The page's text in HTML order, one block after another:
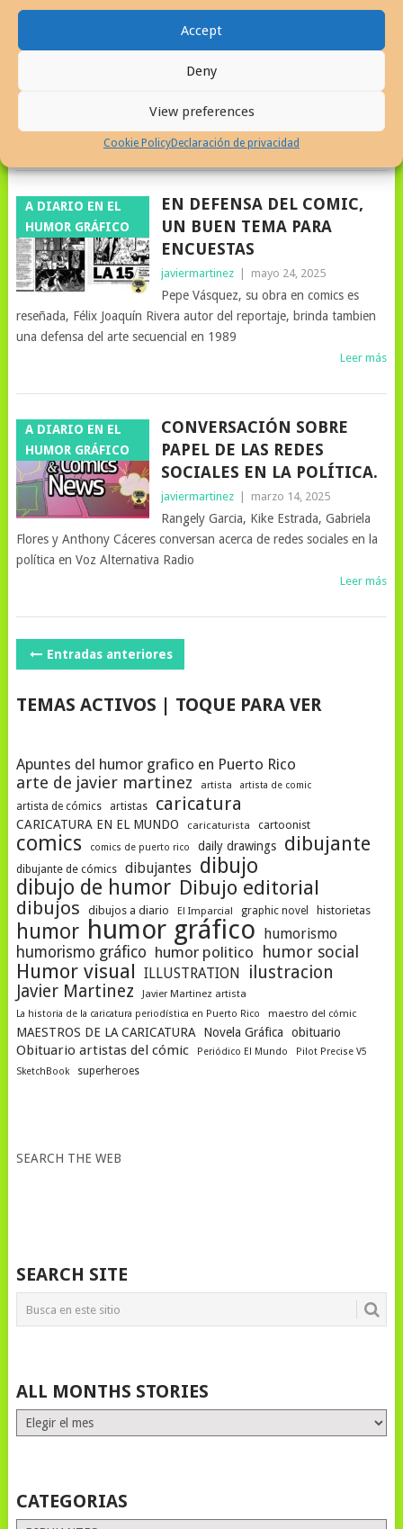
Accept
Deny
View preferences
Cookie PolicyDeclaración de privacidad
SU ECO EN PUERTO RICO
javiermartinez | agosto 7, 2025
Patoruzú, tira cómica emblema del cómic
argentino, creada en 1928, se publicó por 30 años en el periódico
Leer más
A DIARIO EN EL
HUMOR GRÁFICO
EN DEFENSA DEL COMIC,
UN BUEN TEMA PARA
ENCUESTAS
javiermartinez mayo 24, 2025
Pepe Vásquez, su obra en comics es
reseñada, Félix Joaquín Rivera autor del reportaje, brinda tambien
una defensa del arte secuencial en 1989
Leer más
A DIARIO EN EL
HUMOR GRÁFICO
CONVERSACIÓN SOBRE
PAPEL DE LAS REDES
SOCIALES EN LA POLÍTICA.
javiermartinez marzo 14, 2025
Rangely Garcia, Kike Estrada, Gabriela
Flores y Anthony Cáceres conversan acerca de redes sociales en la
política en Voz Alternativa Radio
Leer más
NAVEGACIÓN
POSTS
Entradas anteriores
TEMAS ACTIVOS | TOQUE PARA VER
Apuntes del humor grafico en Puerto Rico
arte de javier martinez artista artista de comic
artista de cómics artistas caricatura
CARICATURA EN EL MUNDO caricaturista cartoonist
comics comics de puerto rico daily drawings dibujante
dibujante de cómics dibujantes dibujo
dibujo de humor Dibujo editorial
dibujos dibujos a diario El Imparcial graphic novel historietas
humor humor gráfico humorismo
humorismo gráfico humor politico humor social
Humor visual ILLUSTRATION
ilustracion
Javier Martinez
Javier Martinez artista
La historia de la caricatura periodística en Puerto Rico
maestro del cómic
MAESTROS DE LA CARICATURA Novela Gráfica obituario
Obituario artistas del cómic Periódico El Mundo
Pilot Precise V5
SketchBook
superheroes
SEARCH THE WEB
SEARCH SITE
ALL MONTHS STORIES
ALL
MONTHS
CATEGORIAS